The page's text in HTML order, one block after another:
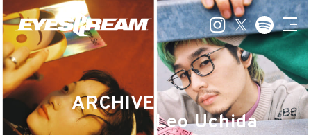
ARCHIVE
Leo Uchida